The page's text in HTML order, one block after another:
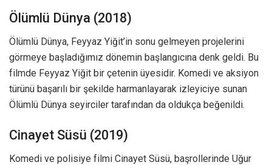
Ölümlü Dünya (2018)
Ölümlü Dünya, Feyyaz Yiğit’in sonu gelmeyen projelerini
görmeye başladığımız dönemin başlangıcına denk geldi. Bu
filmde Feyyaz Yiğit bir çetenin üyesidir. Komedi ve aksiyon
türünü başarılı bir şekilde harmanlayarak izleyiciye sunan
Ölümlü Dünya seyirciler tarafından da oldukça beğenildi.
Cinayet Süsü (2019)
Komedi ve polisiye filmi Cinayet Süsü, başrollerinde Uğur